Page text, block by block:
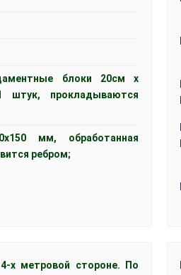
блоки 20см x
прокладываются
мм, обработанная
ребром;
х метровой стороне. По